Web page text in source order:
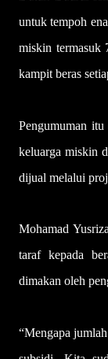
untuk tempoh
miskin termasuk
kampit beras
Pengumuman
keluarga miskin
dijual melalui
Mohamad
taraf kepada
dimakan oleh
“Mengapa